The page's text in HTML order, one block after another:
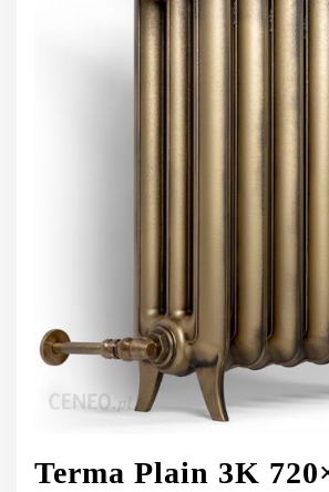
Terma Plain 3K